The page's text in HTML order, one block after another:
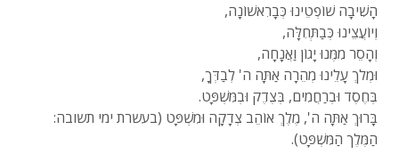
הָשִׁיבָה שׁוֹפְטֵינוּ כְּבָרִאשׁוֹנָה,
וְיוֹעֲצֵינוּ כְּבַתְּחִלָּה,
וְהָסֵר מִמֶּנוּ יָגוֹן וַאֲנָחָה,
וּמְלֹךְ עָלֵינוּ מְהֵרָה אַתָּה ה' לְבַדְּךָ,
בְּחֶסֶד וּבְרַחֲמִים, בְּצֶדֶק וּבְמִּשְׁפָּט.
בָּרוּךְ אַתָּה ה', מֶלֶךְ אוֹהֵב צְדָקָה וּמִשְׁפָּט (בעשרת ימי תשובה:
הַמֶּלֶך הַמִּשְׁפָּט).